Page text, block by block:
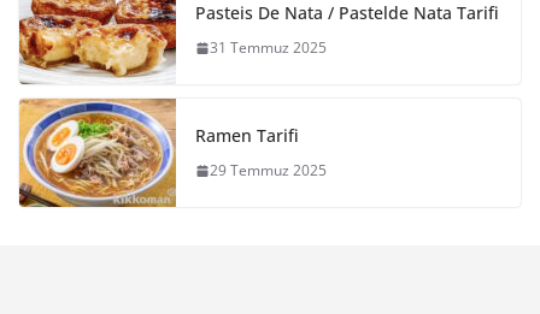
Pasteis De Nata / Pastelde Nata Tarifi
31 Temmuz 2025
Ramen Tarifi
29 Temmuz 2025